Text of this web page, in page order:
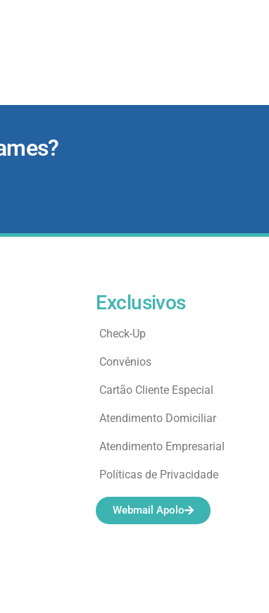
Exclusivos
Check-Up
Convênios
Cartão Cliente Especial
Atendimento Domiciliar
Atendimento Empresarial
Políticas de Privacidade
Webmail Apolo